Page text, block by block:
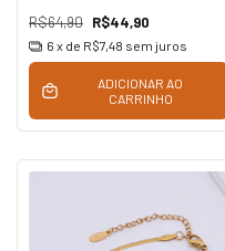
R$64,90 R$44,90
6 x de R$7,48 sem juros
ADICIONAR AO
CARRINHO